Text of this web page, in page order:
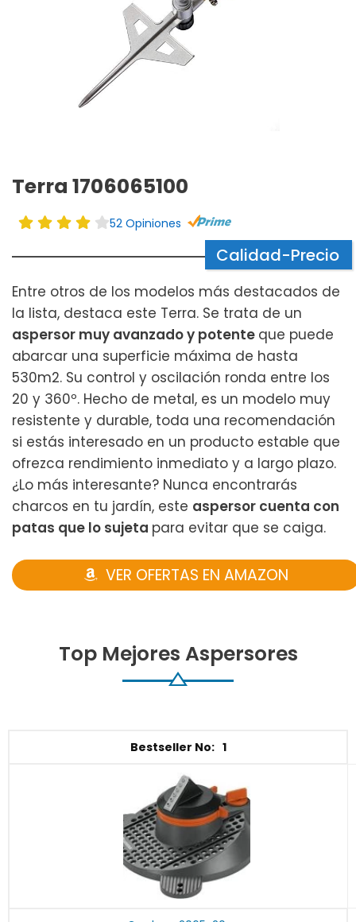
Terra 1706065100
52 Opiniones
Calidad-Precio
Entre otros de los modelos más destacados de
la lista, destaca este Terra. Se trata de un
aspersor muy avanzado y potente que puede
abarcar una superficie máxima de hasta
530m2. Su control y oscilación ronda entre los
20 y 360º. Hecho de metal, es un modelo muy
resistente y durable, toda una recomendación
si estás interesado en un producto estable que
ofrezca rendimiento inmediato y a largo plazo.
¿Lo más interesante? Nunca encontrarás
charcos en tu jardín, este aspersor cuenta con
patas que lo sujeta para evitar que se caiga.
VER OFERTAS EN AMAZON
Top Mejores Aspersores
1